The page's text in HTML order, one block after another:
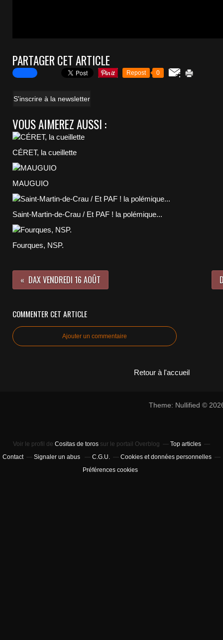
PARTAGER CET ARTICLE
Repost 0
S'inscrire à la newsletter
VOUS AIMEREZ AUSSI :
CÉRET, la cueillette
MAUGUIO
Saint-Martin-de-Crau / Et PAF ! la polémique...
Fourques, NSP.
DAX VENDREDI 16 AOÛT
COMMENTER CET ARTICLE
Ajouter un commentaire
Retour à l'accueil
Theme: Nullified ©
Voir le profil de Cositas de toros sur le portail Overblog
Top articles
Contact
Signaler un abus C.G.U.
Cookies et données personnelles
Préférences cookies